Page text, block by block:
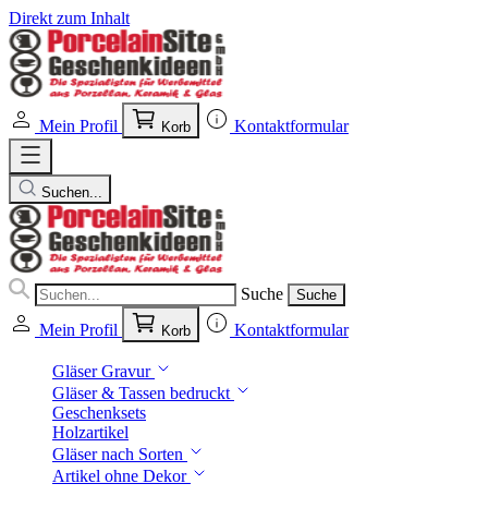
Direkt zum Inhalt
Mein Profil Korb Kontaktformular
Suchen...
Suche Suche
Mein Profil Korb Kontaktformular
Gläser Gravur
Gläser & Tassen bedruckt
Geschenksets
Holzartikel
Gläser nach Sorten
Artikel ohne Dekor